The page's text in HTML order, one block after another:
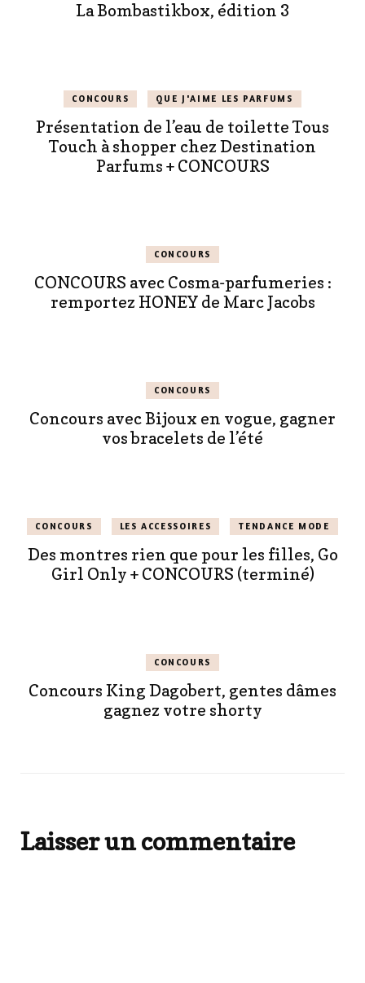
La Bombastikbox, édition 3
CONCOURS QUE J'AIME LES PARFUMS
Présentation de l’eau de toilette Tous
Touch à shopper chez Destination
Parfums + CONCOURS
CONCOURS
CONCOURS avec Cosma-parfumeries :
remportez HONEY de Marc Jacobs
CONCOURS
Concours avec Bijoux en vogue, gagner
vos bracelets de l’été
CONCOURS LES ACCESSOIRES TENDANCE MODE
Des montres rien que pour les filles, Go
Girl Only + CONCOURS (terminé)
CONCOURS
Concours King Dagobert, gentes dâmes
gagnez votre shorty
Laisser un commentaire